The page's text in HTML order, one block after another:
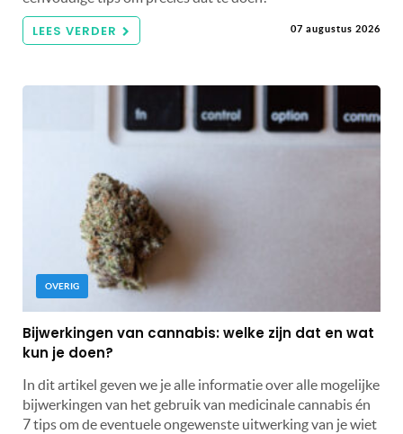
LEES VERDER 07 augustus 2026
OVERIG
Bijwerkingen van cannabis: welke zijn dat en wat
kun je doen?
In dit artikel geven we je alle informatie over alle mogelijke
bijwerkingen van het gebruik van medicinale cannabis én
7 tips om de eventuele ongewenste uitwerking van je wiet